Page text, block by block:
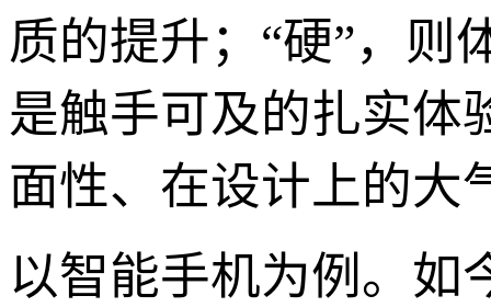
质的提升；“硬”，则
是触手可及的扎实体
面性、在设计上的大
以智能手机为例。如